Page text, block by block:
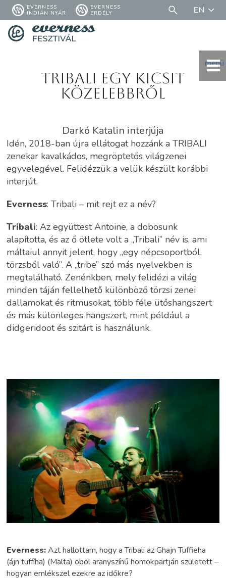
EVERNESS
INDIÁN NYÁR
EVERNESS
ERDÉLY
EN
menü
TRIBALI EGY KICSIT
KÖZELEBBRŐL
Darkó Katalin interjúja
Idén, 2018-ban újra ellátogat hozzánk a TRIBALI
zenekar kavalkádos, megröptetős világzenei
egyvelegével. Felidézzük a velük készült korábbi
interjút.
Everness: Tribali – mit rejt ez a név?
Tribali: Az együttest Antoine, a dobosunk
alapította, és az ő ötlete volt a „Tribali” név is, ami
máltaiul annyit jelent, hogy „egy népcsoportból,
törzsből való”. A „tribe” szó más nyelvekben is
megtalálható. Zenénkben, mely felidézi a világ
minden táján fellelhető különböző törzsi zenei
dallamokat és ritmusokat, több féle ütőshangszert
és más különleges hangszert, mint például a
didgeridoot és szitárt is használunk.
Everness:Azt hallottam, hogy a Tribali az Ghajn Tuffieha
(ájn tuffíha) (Malta) öböl aranyszínű homokpartján született –
hogyan emlékszel ezekre az időkre?